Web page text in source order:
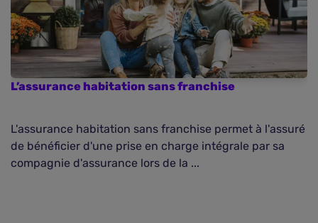
L’assurance habitation sans franchise
L'assurance habitation sans franchise permet à l'assuré
de bénéficier d'une prise en charge intégrale par sa
compagnie d'assurance lors de la ...